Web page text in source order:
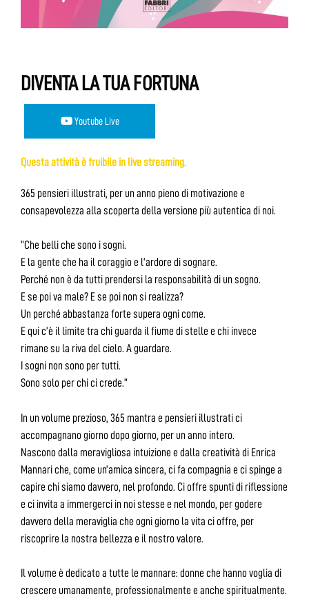
DIVENTA LA TUA FORTUNA
Youtube Live
Questa attività è fruibile in live streaming.
365 pensieri illustrati, per un anno pieno di motivazione e
consapevolezza alla scoperta della versione più autentica di noi.
“Che belli che sono i sogni.
E la gente che ha il coraggio e l’ardore di sognare.
Perché non è da tutti prendersi la responsabilità di un sogno.
E se poi va male? E se poi non si realizza?
Un perché abbastanza forte supera ogni come.
E qui c’è il limite tra chi guarda il fiume di stelle e chi invece
rimane su la riva del cielo. A guardare.
I sogni non sono per tutti.
Sono solo per chi ci crede.”
In un volume prezioso, 365 mantra e pensieri illustrati ci
accompagnano giorno dopo giorno, per un anno intero.
Nascono dalla meravigliosa intuizione e dalla creatività di Enrica
Mannari che, come un’amica sincera, ci fa compagnia e ci spinge a
capire chi siamo davvero, nel profondo. Ci offre spunti di riflessione
e ci invita a immergerci in noi stesse e nel mondo, per godere
davvero della meraviglia che ogni giorno la vita ci offre, per
riscoprire la nostra bellezza e il nostro valore.
Il volume è dedicato a tutte le mannare: donne che hanno voglia di
crescere umanamente, professionalmente e anche spiritualmente.